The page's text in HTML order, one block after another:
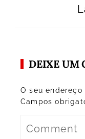
DEIXE UM
O seu
Campos